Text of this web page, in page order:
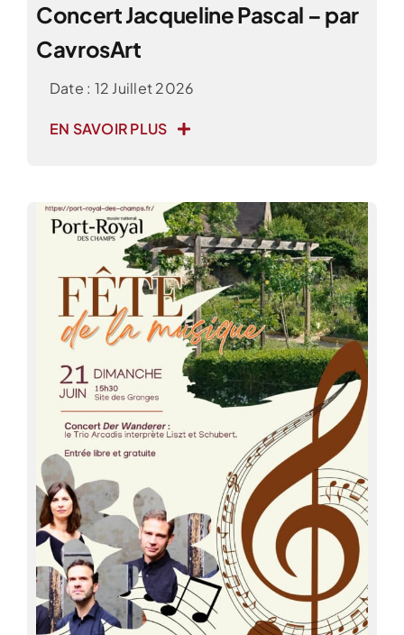
Concert Jacqueline Pascal – par
CavrosArt
Date : 12 Juillet 2026
EN SAVOIR PLUS